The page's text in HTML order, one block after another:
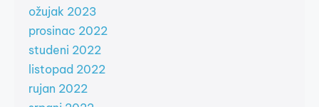
ožujak 2023
prosinac 2022
studeni 2022
listopad 2022
rujan 2022